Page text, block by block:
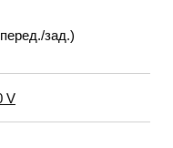
зад.)
V